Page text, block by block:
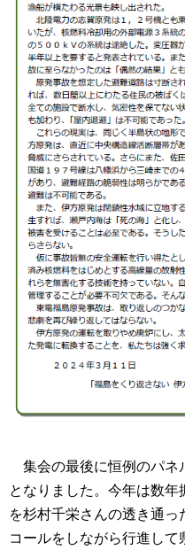
集会の最後に恒例のパネ
となりました。今年は数
を杉村千栄さんの透き通っ
コールをしながら行進して